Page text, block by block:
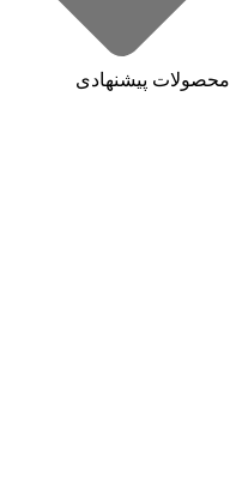
محصولات پیشنهادی